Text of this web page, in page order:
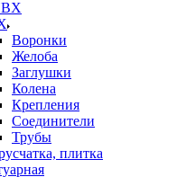
Воронки
Желоба
Заглушки
Колена
Крепления
Соединители
Трубы